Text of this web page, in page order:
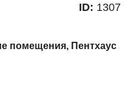
ID: 1307
помещения, Пентхаус